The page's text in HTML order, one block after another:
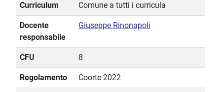
Curriculum Comune a tutti i curricula
Docente
responsabile
Giuseppe Rinonapoli
CFU 8
Regolamento Coorte 2022